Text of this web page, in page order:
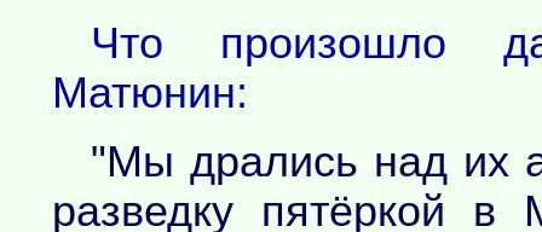
Что произошло
Матюнин:
"Мы дрались над их
разведку пятёркой в